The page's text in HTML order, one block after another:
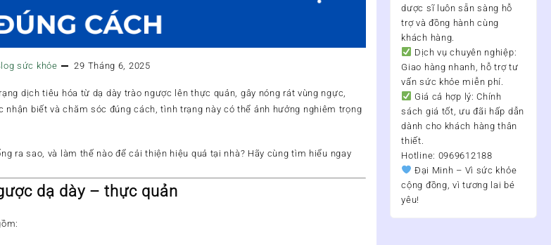
sức khỏe 29 Tháng 6, 2025
dịch tiêu hóa từ dạ dày trào ngược lên thực quản, gây nóng rát vùng ngực,
nhận biết và chăm sóc đúng cách, tình trạng này có thể ảnh hưởng nghiêm trọng
ra sao, và làm thế nào để cải thiện hiệu quả tại nhà? Hãy cùng tìm hiểu ngay
dạ dày – thực quản
dược sĩ luôn sẵn sàng hỗ
trợ và đồng hành cùng
khách hàng.
Dịch vụ chuyên nghiệp:
Giao hàng nhanh, hỗ trợ tư
vấn sức khỏe miễn phí.
Giá cả hợp lý: Chính
sách giá tốt, ưu đãi hấp dẫn
dành cho khách hàng thân
thiết.
Hotline: 0969612188
Đại Minh – Vì sức khỏe
cộng đồng, vì tương lai bé
yêu!